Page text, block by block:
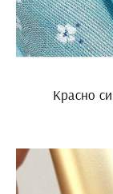
Красно